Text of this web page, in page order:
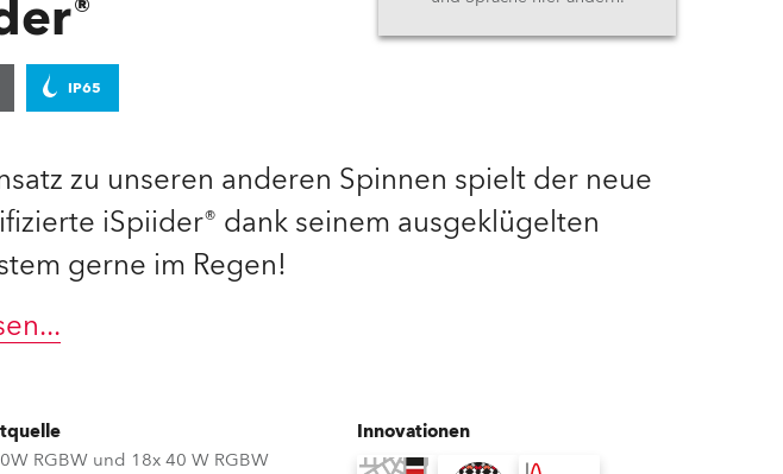
Kariéra (CZ)
Rechtliches
Asien & Pazifikregion
Tschechien und Slowakei
IP65
zu unseren anderen Spinnen spielt der neue
iSpiider® dank seinem ausgeklügelten
gerne im Regen!
...
RGBW und 18x 40 W RGBW
Innovationen